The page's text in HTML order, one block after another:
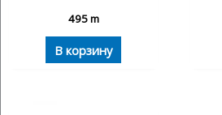
495m
В корзину